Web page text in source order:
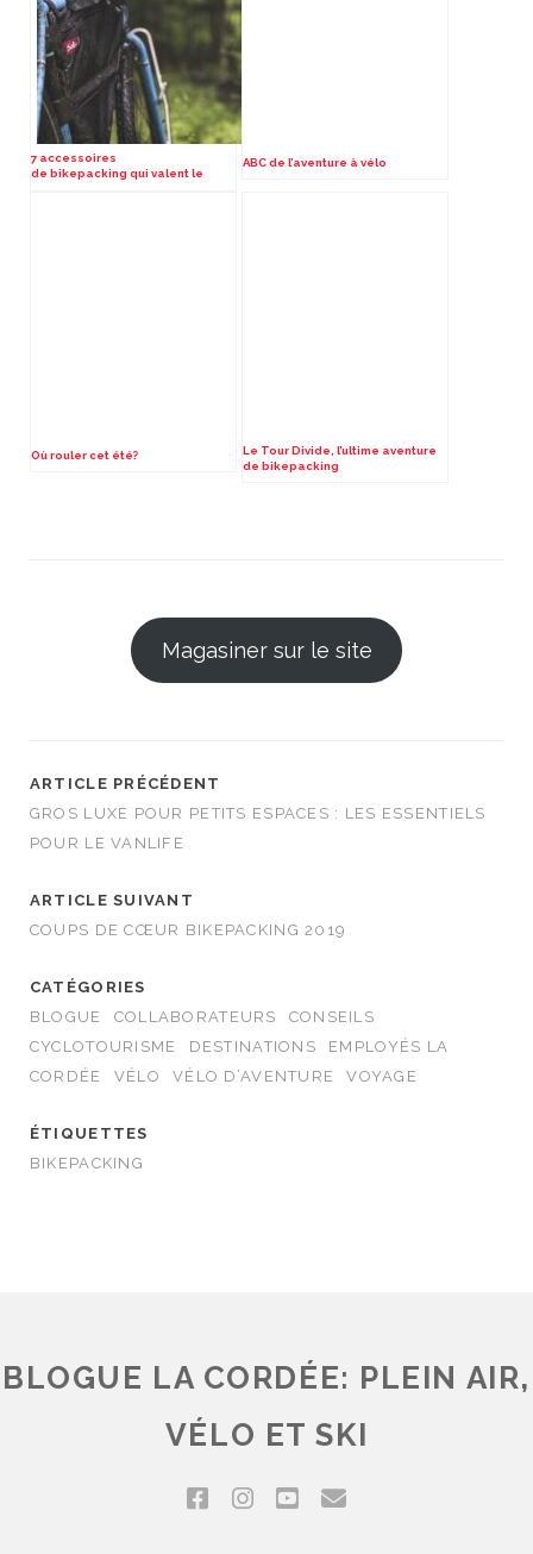
7 accessoires
de bikepacking qui valent le
ABC de l’aventure à vélo
Où rouler cet été?
Le Tour Divide, l’ultime aventure
de bikepacking
Magasiner sur le site
ARTICLE PRÉCÉDENT
GROS LUXE POUR PETITS ESPACES : LES ESSENTIELS
POUR LE VANLIFE
ARTICLE SUIVANT
COUPS DE CŒUR BIKEPACKING 2019
CATÉGORIES
BLOGUE
COLLABORATEURS
CONSEILS
CYCLOTOURISME
DESTINATIONS
EMPLOYÉS LA
CORDÉE
VÉLO VÉLO D’AVENTURE VOYAGE
ÉTIQUETTES
BIKEPACKING
BLOGUE LA CORDÉE: PLEIN AIR,
VÉLO ET SKI